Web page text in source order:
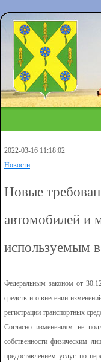
2022-03-16 11:18:02
Новости
Новые
автомобилей и
используемым
Федеральным законом от
средств и о внесении
регистрации транспортных
Согласно изменениям не
собственности физическим
предоставлением услуг по